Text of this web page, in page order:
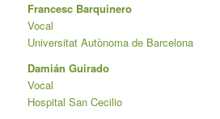
Francesc Barquinero
Vocal
Universitat Autònoma de Barcelona
Damián Guirado
Vocal
Hospital San Cecilio